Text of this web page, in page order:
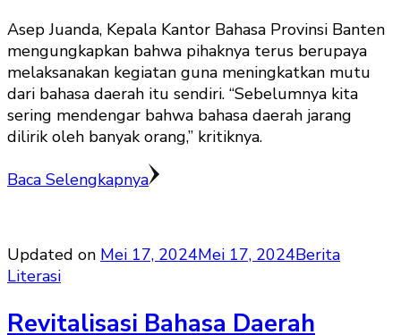
Asep Juanda, Kepala Kantor Bahasa Provinsi Banten
mengungkapkan bahwa pihaknya terus berupaya
melaksanakan kegiatan guna meningkatkan mutu
dari bahasa daerah itu sendiri. “Sebelumnya kita
sering mendengar bahwa bahasa daerah jarang
dilirik oleh banyak orang,” kritiknya.
Baca Selengkapnya
Updated on Mei 17, 2024Mei 17, 2024Berita
Literasi
Revitalisasi Bahasa Daerah